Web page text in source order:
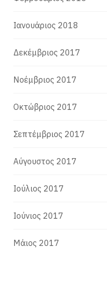
Ιανουάριος 2018
Δεκέμβριος 2017
Νοέμβριος 2017
Οκτώβριος 2017
Σεπτέμβριος 2017
Αύγουστος 2017
Ιούλιος 2017
Ιούνιος 2017
Μάιος 2017